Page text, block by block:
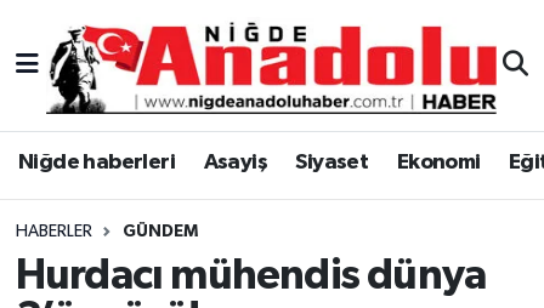
Niğde haberleri Asayiş Siyaset Ekonomi
HABERLER GÜNDEM
Hurdacı mühendis dünya
Niğde Nöbetçi Eczaneler
Niğde Hava Durumu
Niğde Trafik Yoğunluk Haritası